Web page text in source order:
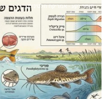
חומר רקע - אמריקה הלטינית